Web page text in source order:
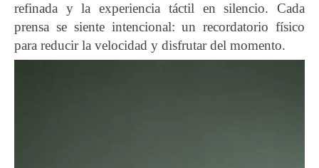
refinada y la experiencia táctil en silencio. Cada
prensa se siente intencional: un recordatorio físico
para reducir la velocidad y disfrutar del momento.